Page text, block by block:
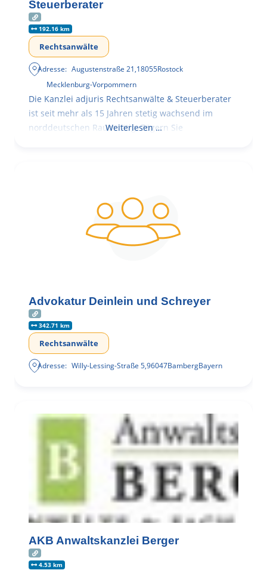
Steuerberater
192.16 km
Rechtsanwälte
Adresse: Augustenstraße 21,18055Rostock
Mecklenburg-Vorpommern
Die Kanzlei adjuris Rechtsanwälte & Steuerberater
ist seit mehr als 15 Jahren stetig wachsend im
norddeutschen Raum tätig. Zögern Sie
Weiterlesen …
Advokatur Deinlein und Schreyer
342.71 km
Rechtsanwälte
Adresse: Willy-Lessing-Straße 5,96047BambergBayern
AKB Anwaltskanzlei Berger
4.53 km